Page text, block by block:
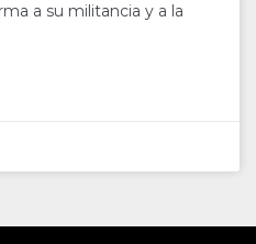
a su militancia y a la